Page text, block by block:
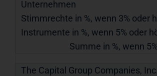
Unternehmen
Stimmrechte in %, wenn 3% oder
Instrumente in %, wenn 5% oder
Summe in %, wenn
The Capital Group Companies, Inc.